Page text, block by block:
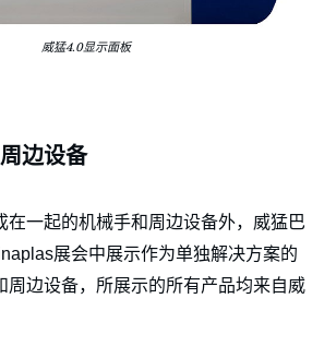
威猛4.0显示面板
边设备
在一起的机械手和周边设备外，威猛巴
展会中展示作为单独解决方案的
周边设备，所展示的所有产品均来自威